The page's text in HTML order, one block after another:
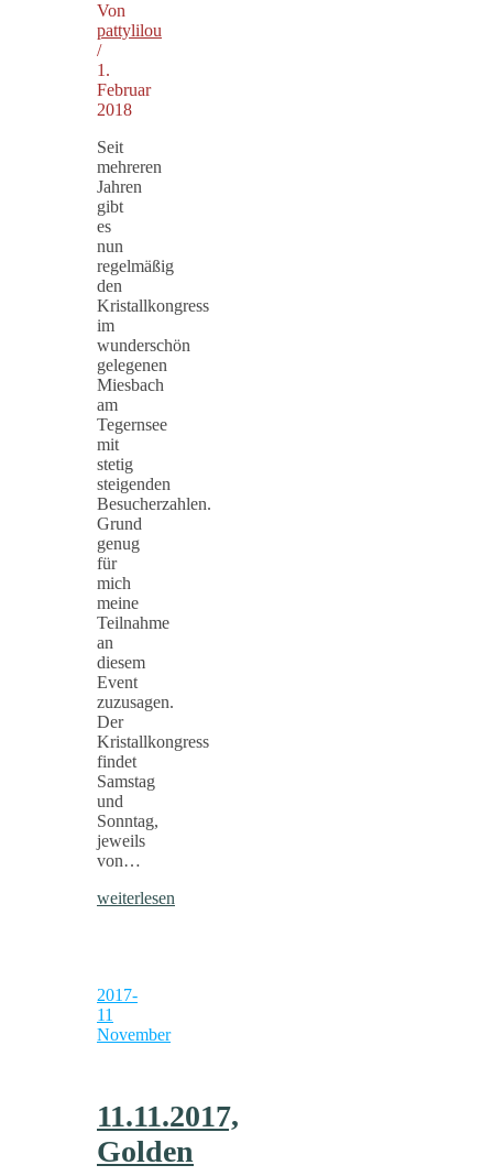
Von
pattylilou
/
1.
Februar
2018
Seit
mehreren
Jahren
gibt
es
nun
regelmäßig
den
Kristallkongress
im
wunderschön
gelegenen
Miesbach
am
Tegernsee
mit
stetig
steigenden
Besucherzahlen.
Grund
genug
für
mich
meine
Teilnahme
an
diesem
Event
zuzusagen.
Der
Kristallkongress
findet
Samstag
und
Sonntag,
jeweils
von…
weiterlesen
2017-
11
November
11.11.2017,
Golden